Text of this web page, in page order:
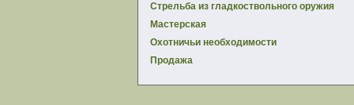
Стрельба из гладкоствольного оружия
Мастерская
Охотничьи необходимости
Продажа